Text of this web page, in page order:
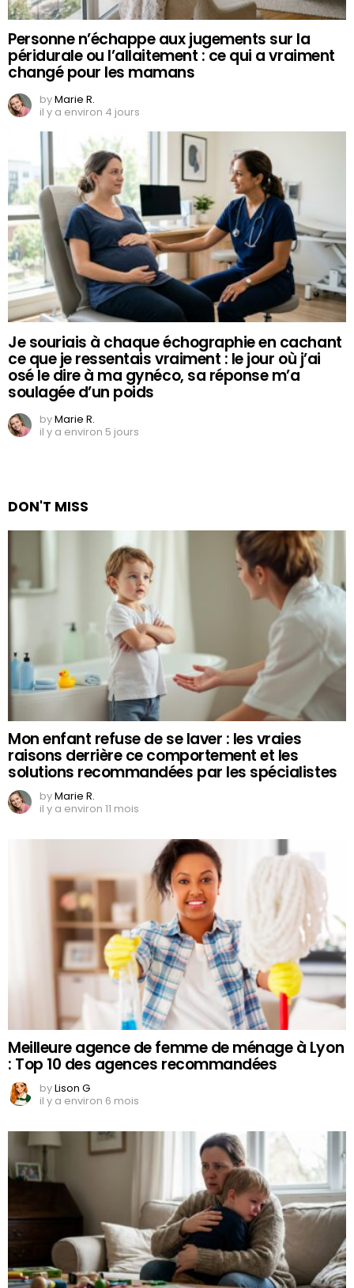
Personne n’échappe aux jugements sur la
péridurale ou l’allaitement : ce qui a vraiment
changé pour les mamans
byMarie R.
il y a environ 4 jours
Je souriais à chaque échographie en cachant
ce que je ressentais vraiment : le jour où j’ai
osé le dire à ma gynéco, sa réponse m’a
soulagée d’un poids
byMarie R.
il y a environ 5 jours
DON'T MISS
Mon enfant refuse de se laver : les vraies
raisons derrière ce comportement et les
solutions recommandées par les spécialistes
byMarie R.
il y a environ 11 mois
Meilleure agence de femme de ménage à Lyon
: Top 10 des agences recommandées
byLison G
il y a environ 6 mois